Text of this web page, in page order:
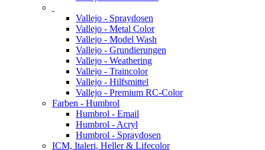
Vallejo - Spraydosen
Vallejo - Metal Color
Vallejo - Model Wash
Vallejo - Grundierungen
Vallejo - Weathering
Vallejo - Traincolor
Vallejo - Hilfsmittel
Vallejo - Premium RC-Color
Farben - Humbrol
Humbrol - Email
Humbrol - Acryl
Humbrol - Spraydosen
ICM, Italeri, Heller & Lifecolor